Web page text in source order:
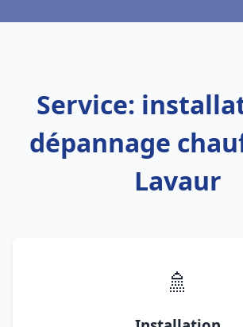
Service:
dépannage
Lavaur
🚿